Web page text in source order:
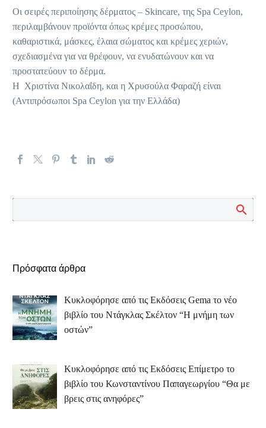
Οι σειρές περιποίησης δέρματος – Skincare, της Spa Ceylon,
περιλαμβάνουν προϊόντα όπως κρέμες προσώπου,
καθαριστικά, μάσκες, έλαια σώματος και κρέμες χεριών,
σχεδιασμένα για να θρέφουν, να ενυδατώνουν και να
προστατεύουν το δέρμα.
Η Χριστίνα Νικολαΐδη, και η Χρυσούλα Φαραζή είναι
(Αντιπρόσωποι Spa Ceylon για την Ελλάδα)
Πρόσφατα άρθρα
Κυκλοφόρησε από τις Εκδόσεις Gema το νέο
βιβλίο του Ντάγκλας Σκέλτον “Η μνήμη των
οστών”
Κυκλοφόρησε από τις Εκδόσεις Επίμετρο το
βιβλίο του Κωνσταντίνου Παπαγεωργίου “Θα με
βρεις στις ανηφόρες”